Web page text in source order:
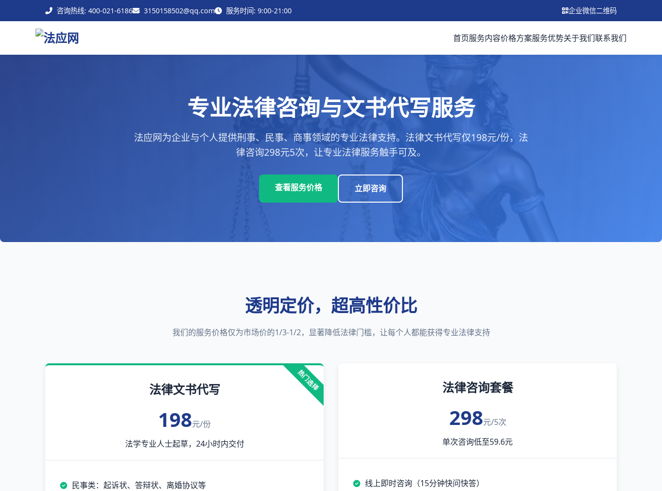
咨询热线: 400-021-6186 3150158502@qq.com 服务时间: 9:00-21:00 企业微信二维码
首页服务内容价格方案服务优势关于我们联系我们
专业法律咨询与文书代写服务
法应网为企业与个人提供刑事、民事、商事领域的专业法律支持。法律文书代写仅198元/份，法
律咨询298元5次，让专业法律服务触手可及。
查看服务价格 立即咨询
透明定价，超高性价比
我们的服务价格仅为市场价的1/3-1/2，显著降低法律门槛，让每个人都能获得专业法律支持
热门选择
法律文书代写
198元/份
法学专业人士起草，24小时内交付
民事类：起诉状、答辩状、离婚协议等
法律咨询套餐
298元/5次
单次咨询低至59.6元
线上即时咨询（15分钟快问快答）